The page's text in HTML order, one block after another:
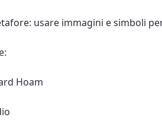
usare immagini e simboli
Hoam